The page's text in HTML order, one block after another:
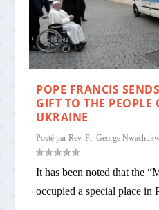
POPE FRANCIS
GIFT TO THE PEOPLE
UKRAINE
Posté parRev. Fr. George
It has been noted that the
occupied a special place in